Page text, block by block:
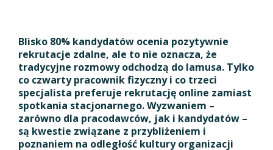
Blisko 80% kandydatów ocenia pozytywnie
rekrutacje zdalne, ale to nie oznacza, że
tradycyjne rozmowy odchodzą do lamusa. Tylko
co czwarty pracownik fizyczny i co trzeci
specjalista preferuje rekrutację online zamiast
spotkania stacjonarnego. Wyzwaniem –
zarówno dla pracodawców, jak i kandydatów –
są kwestie związane z przybliżeniem i
poznaniem na odległość kultury organizacji